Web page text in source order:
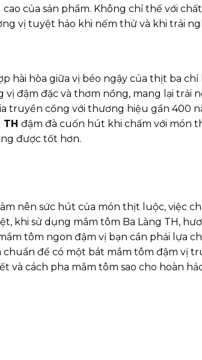
của sản phẩm. Không chỉ thế với
vị tuyệt hảo khi nếm thử và khi trải
hài hòa giữa vị béo ngậy của thịt ba chỉ
vị đậm đặc và thơm nồng, mang lại trải
truyền cồng với thương hiệu gần 400
TH đậm đà cuốn hút khi chấm với món
được tốt hơn.
nên sức hút của món thịt luộc, việc
khi sử dụng mắm tôm Ba Làng TH,
tôm ngon đậm vị bạn cần phải lựa
để có một bát mắm tôm đậm vị
và cách pha mắm tôm sao cho hoàn